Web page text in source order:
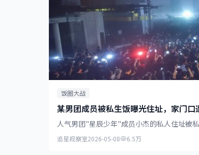
饭圈大战
某男团成员被私生饭曝光住址，家门口
人气男团"星辰少年"成员小杰的私人住址被
追星观察室2026-05-08 6.5万